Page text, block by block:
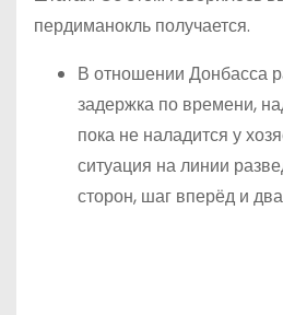
пердиманокль получается.
В отношении Донбасса
задержка по времени,
пока не наладится у
ситуация на линии
сторон, шаг вперёд и